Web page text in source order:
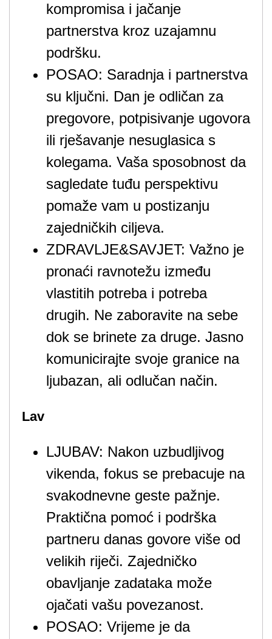
kompromisa i jačanje
partnerstva kroz uzajamnu
podršku.
POSAO: Saradnja i partnerstva
su ključni. Dan je odličan za
pregovore, potpisivanje ugovora
ili rješavanje nesuglasica s
kolegama. Vaša sposobnost da
sagledate tuđu perspektivu
pomaže vam u postizanju
zajedničkih ciljeva.
ZDRAVLJE&SAVJET: Važno je
pronaći ravnotežu između
vlastitih potreba i potreba
drugih. Ne zaboravite na sebe
dok se brinete za druge. Jasno
komunicirajte svoje granice na
ljubazan, ali odlučan način.
Lav
LJUBAV: Nakon uzbudljivog
vikenda, fokus se prebacuje na
svakodnevne geste pažnje.
Praktična pomoć i podrška
partneru danas govore više od
velikih riječi. Zajedničko
obavljanje zadataka može
ojačati vašu povezanost.
POSAO: Vrijeme je da